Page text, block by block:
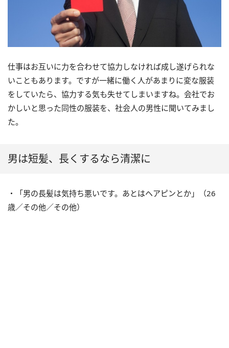
仕事はお互いに力を合わせて協力しなければ成し遂げられな
いこともあります。ですが一緒に働く人があまりに変な服装
をしていたら、協力する気も失せてしまいますね。会社でお
かしいと思った同性の服装を、社会人の男性に聞いてみまし
た。
男は短髪、長くするなら清潔に
・「男の長髪は気持ち悪いです。あとはヘアピンとか」（26
歳／その他／その他）